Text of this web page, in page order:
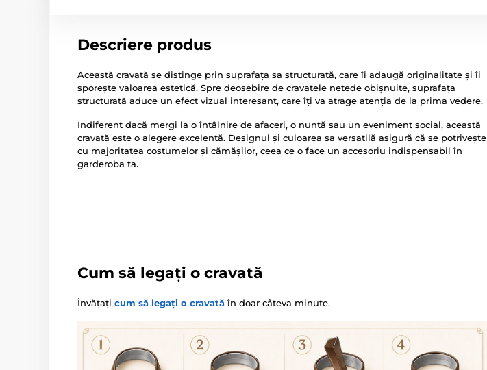
Descriere produs
Această cravată se distinge prin suprafața sa structurată, care îi adaugă originalitate și îi
sporește valoarea estetică. Spre deosebire de cravatele netede obișnuite, suprafața
structurată aduce un efect vizual interesant, care îți va atrage atenția de la prima vedere.
Indiferent dacă mergi la o întâlnire de afaceri, o nuntă sau un eveniment social, această
cravată este o alegere excelentă. Designul și culoarea sa versatilă asigură că se potrivește
cu majoritatea costumelor și cămășilor, ceea ce o face un accesoriu indispensabil în
garderoba ta.
Cum să legați o cravată
Învățați cum să legați o cravată în doar câteva minute.